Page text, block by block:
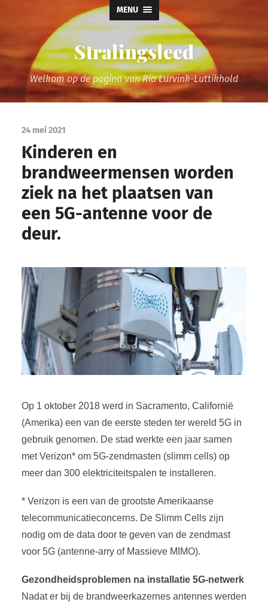
MENU
Stralingsleed
Welkom op de pagina van Ria Lurvink-Luttikhold
24 mei 2021
Kinderen en
brandweermensen worden
ziek na het plaatsen van
een 5G-antenne voor de
deur.
Op 1 oktober 2018 werd in Sacramento, Californië
(Amerika) een van de eerste steden ter wereld 5G in
gebruik genomen. De stad werkte een jaar samen
met Verizon* om 5G-zendmasten (slimm cells) op
meer dan 300 elektriciteitspalen te installeren.
* Verizon is een van de grootste Amerikaanse
telecommunicatieconcerns. De Slimm Cells zijn
nodig om de data door te geven van de zendmast
voor 5G (antenne-arry of Massieve MIMO).
Gezondheidsproblemen na installatie 5G-netwerk
Nadat er bij de brandweerkazernes antennes werden